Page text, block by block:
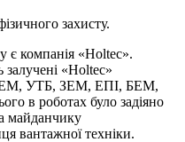
захисту.
є компанія «Holtec».
«Holtec»
УТБ, ЗЕМ, ЕПІ, БЕМ,
в роботах було задіяно
майданчику
вантажної техніки.